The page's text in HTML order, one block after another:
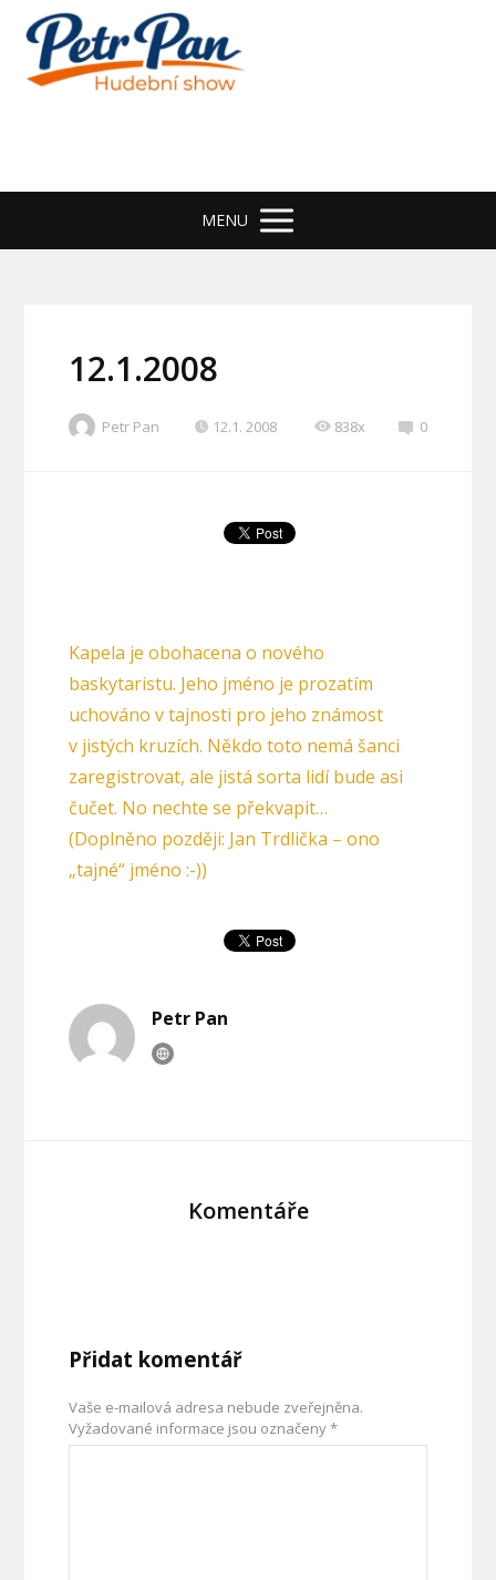
MENU
12.1.2008
Petr Pan 12.1. 2008 0
838x
Kapela je obohacena o nového
baskytaristu. Jeho jméno je prozatím
uchováno v tajnosti pro jeho známost
v jistých kruzích. Někdo toto nemá šanci
zaregistrovat, ale jistá sorta lidí bude asi
čučet. No nechte se překvapit…
(Doplněno později: Jan Trdlička – ono
„tajné“ jméno :-))
Petr Pan
Komentáře
Přidat komentář
Vaše e-mailová adresa nebude zveřejněna.
Vyžadované informace jsou označeny*